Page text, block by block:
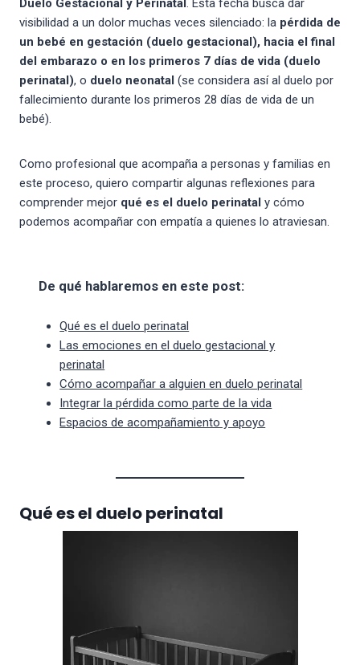
Duelo Gestacional y Perinatal. Esta fecha busca dar
visibilidad a un dolor muchas veces silenciado: la pérdida de
un bebé en gestación (duelo gestacional), hacia el final
del embarazo o en los primeros 7 días de vida (duelo
perinatal), o duelo neonatal (se considera así al duelo por
fallecimiento durante los primeros 28 días de vida de un
bebé).
Como profesional que acompaña a personas y familias en
este proceso, quiero compartir algunas reflexiones para
comprender mejor qué es el duelo perinatal y cómo
podemos acompañar con empatía a quienes lo atraviesan.
De qué hablaremos en este post:
Qué es el duelo perinatal
Las emociones en el duelo gestacional y
perinatal
Cómo acompañar a alguien en duelo perinatal
Integrar la pérdida como parte de la vida
Espacios de acompañamiento y apoyo
Qué es el duelo perinatal